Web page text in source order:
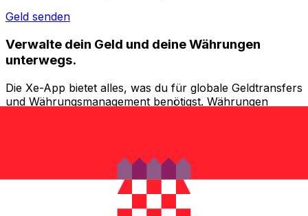
Geld senden
Verwalte dein Geld und deine Währungen
unterwegs.
Die Xe-App bietet alles, was du für globale Geldtransfers
und Währungsmanagement benötigst. Währungen